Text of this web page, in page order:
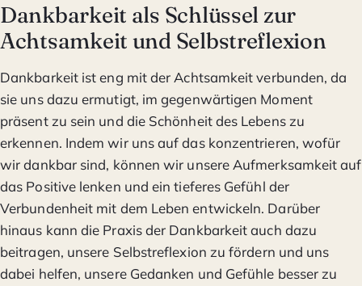
Dankbarkeit als Schlüssel zur
Achtsamkeit und Selbstreflexion
Dankbarkeit ist eng mit der Achtsamkeit verbunden, da
sie uns dazu ermutigt, im gegenwärtigen Moment
präsent zu sein und die Schönheit des Lebens zu
erkennen. Indem wir uns auf das konzentrieren, wofür
wir dankbar sind, können wir unsere Aufmerksamkeit auf
das Positive lenken und ein tieferes Gefühl der
Verbundenheit mit dem Leben entwickeln. Darüber
hinaus kann die Praxis der Dankbarkeit auch dazu
beitragen, unsere Selbstreflexion zu fördern und uns
dabei helfen, unsere Gedanken und Gefühle besser zu